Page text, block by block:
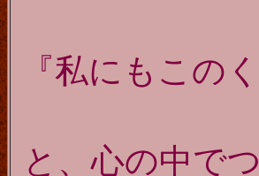
『私にもこの
と、心の中で